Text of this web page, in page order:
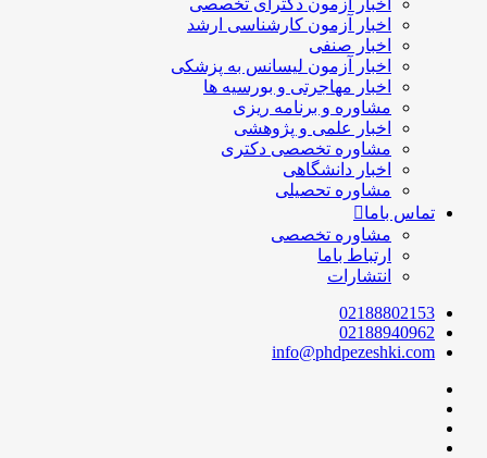
اخبار آزمون کارشناسی ارشد
اخبار صنفی
اخبار آزمون لیسانس به پزشکی
اخبار مهاجرتی و بورسیه ها
مشاوره و برنامه ریزی
اخبار علمی و پژوهشی
مشاوره تخصصی دکتری
اخبار دانشگاهی
مشاوره تحصیلی
تماس باما
مشاوره تخصصی
ارتباط باما
انتشارات
02188802153
02188940962
info@phdpezeshki.com